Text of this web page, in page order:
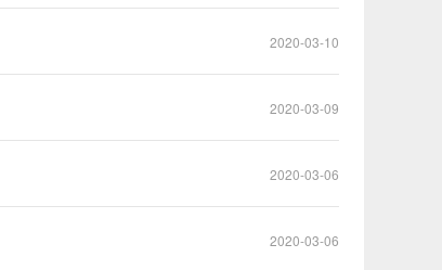
2020-03-10
2020-03-09
2020-03-06
2020-03-06